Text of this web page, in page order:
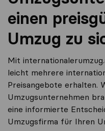
einen
Umzug zu
Mit
leicht mehrere
Preisangebote erhalten.
Umzugsunternehmen
eine informierte
Umzugsfirma für Ihren